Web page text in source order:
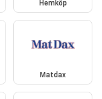
Hemköp
Matdax